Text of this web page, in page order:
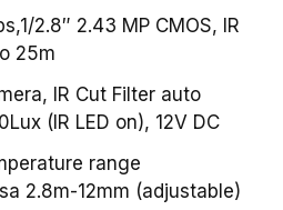
2.8″ 2.43 MP CMOS, IR
25m
IR Cut Filter auto
(IR LED on), 12V DC
range
2.8m-12mm (adjustable)